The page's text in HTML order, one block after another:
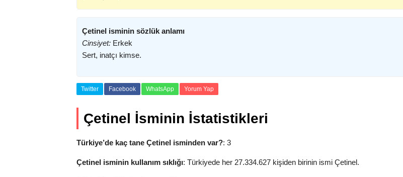
Çetinel isminin sözlük anlamı
Cinsiyet: Erkek
Sert, inatçı kimse.
Twitter Facebook WhatsApp Yorum Yap
Çetinel İsminin İstatistikleri
Türkiye’de kaç tane Çetinel isminden var?: 3
Çetinel isminin kullanım sıklığı: Türkiyede her 27.334.627 kişiden birinin ismi Çetinel.